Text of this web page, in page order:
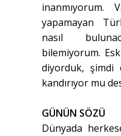
inanmıyorum.
yapamayan
nasıl
bilemiyorum.
diyorduk,
kandırıyor mu
GÜNÜN SÖZÜ
Dünyada